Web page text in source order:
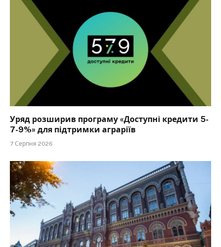
Уряд розширив програму «Доступні кредити 5-
7-9%» для підтримки аграріїв
7 Серпня 2026